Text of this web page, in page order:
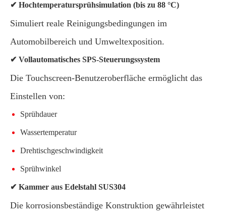
✔ Hochtemperatursprühsimulation (bis zu 88 °C)
Simuliert reale Reinigungsbedingungen im
Automobilbereich und Umweltexposition.
✔ Vollautomatisches SPS-Steuerungssystem
Die Touchscreen-Benutzeroberfläche ermöglicht das
Einstellen von:
Sprühdauer
Wassertemperatur
Drehtischgeschwindigkeit
Sprühwinkel
✔ Kammer aus Edelstahl SUS304
Die korrosionsbeständige Konstruktion gewährleistet